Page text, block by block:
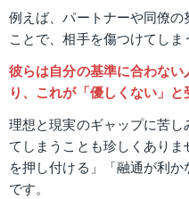
例えば、パートナーや同僚
ことで、相手を傷つけてしま
彼らは自分の基準に合わな
り、これが「優しくない」
理想と現実のギャップに苦
てしまうことも珍しくあり
を押し付ける」「融通が利
です。